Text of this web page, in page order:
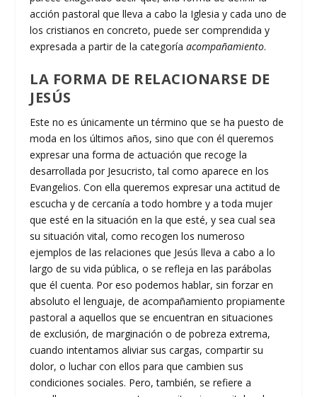
acción pastoral que lleva a cabo la Iglesia y cada uno de
los cristianos en concreto, puede ser comprendida y
expresada a partir de la categoríaacompañamiento.
LA FORMA DE RELACIONARSE DE
JESÚS
Este no es únicamente un término que se ha puesto de
moda en los últimos años, sino que con él queremos
expresar una forma de actuación que recoge la
desarrollada por Jesucristo, tal como aparece en los
Evangelios. Con ella queremos expresar una actitud de
escucha y de cercanía a todo hombre y a toda mujer
que esté en la situación en la que esté, y sea cual sea
su situación vital, como recogen los numeroso
ejemplos de las relaciones que Jesús lleva a cabo a lo
largo de su vida pública, o se refleja en las parábolas
que él cuenta. Por eso podemos hablar, sin forzar en
absoluto el lenguaje, de acompañamiento propiamente
pastoral a aquellos que se encuentran en situaciones
de exclusión, de marginación o de pobreza extrema,
cuando intentamos aliviar sus cargas, compartir su
dolor, o luchar con ellos para que cambien sus
condiciones sociales. Pero, también, se refiere a